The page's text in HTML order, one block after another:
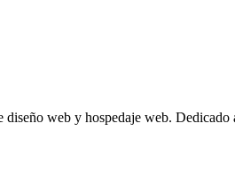
diseño web y hospedaje web.